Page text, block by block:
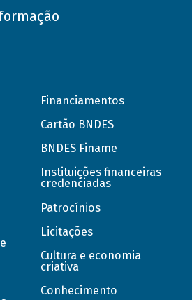
Financiamentos
Cartão BNDES
BNDES Finame
Instituições financeiras
credenciadas
Patrocínios
Licitações
Cultura e economia
criativa
Conhecimento